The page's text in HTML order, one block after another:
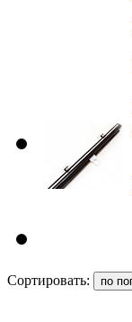
Сортировать: